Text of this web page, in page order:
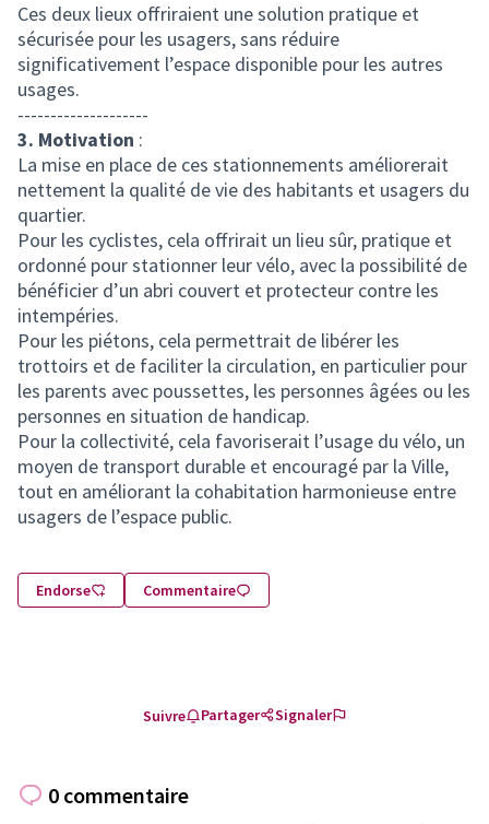
Ces deux lieux offriraient une solution pratique et
sécurisée pour les usagers, sans réduire
significativement l’espace disponible pour les autres
usages.
--------------------
3. Motivation :
La mise en place de ces stationnements améliorerait
nettement la qualité de vie des habitants et usagers du
quartier.
Pour les cyclistes, cela offrirait un lieu sûr, pratique et
ordonné pour stationner leur vélo, avec la possibilité de
bénéficier d’un abri couvert et protecteur contre les
intempéries.
Pour les piétons, cela permettrait de libérer les
trottoirs et de faciliter la circulation, en particulier pour
les parents avec poussettes, les personnes âgées ou les
personnes en situation de handicap.
Pour la collectivité, cela favoriserait l’usage du vélo, un
moyen de transport durable et encouragé par la Ville,
tout en améliorant la cohabitation harmonieuse entre
usagers de l’espace public.
Endorse Commentaire
Suivre Partager Signaler
0 commentaire